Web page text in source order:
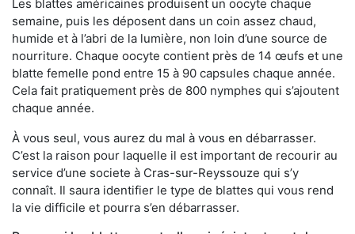
Les blattes américaines produisent un oocyte chaque
semaine, puis les déposent dans un coin assez chaud,
humide et à l’abri de la lumière, non loin d’une source de
nourriture. Chaque oocyte contient près de 14 œufs et une
blatte femelle pond entre 15 à 90 capsules chaque année.
Cela fait pratiquement près de 800 nymphes qui s’ajoutent
chaque année.
À vous seul, vous aurez du mal à vous en débarrasser.
C’est la raison pour laquelle il est important de recourir au
service d’une societe à Cras-sur-Reyssouze qui s’y
connaît. Il saura identifier le type de blattes qui vous rend
la vie difficile et pourra s’en débarrasser.